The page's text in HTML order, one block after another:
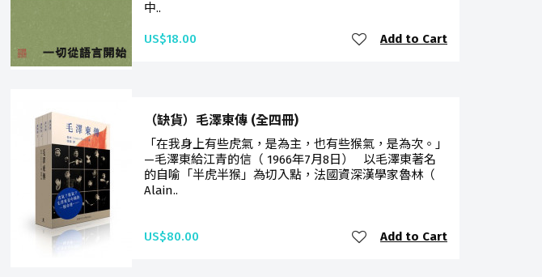
中..
US$18.00 Add to Cart
（缺貨）毛澤東傳 (全四冊)
「在我身上有些虎氣，是為主，也有些猴氣，是為次。」
—毛澤東給江青的信（ 1966年7月8日） 以毛澤東著名
的自喻「半虎半猴」為切入點，法國資深漢學家魯林（
Alain..
US$80.00 Add to Cart